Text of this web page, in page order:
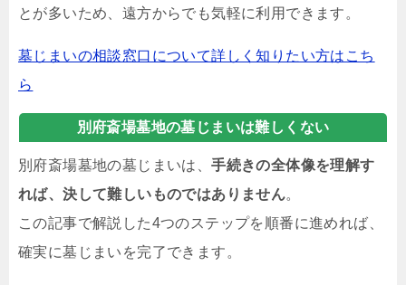
とが多いため、遠方からでも気軽に利用できます。
墓じまいの相談窓口について詳しく知りたい方はこち
ら
別府斎場墓地の墓じまいは難しくない
別府斎場墓地の墓じまいは、手続きの全体像を理解す
れば、決して難しいものではありません。
この記事で解説した4つのステップを順番に進めれば、
確実に墓じまいを完了できます。